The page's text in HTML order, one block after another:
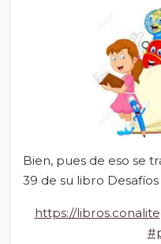
Bien, pues de eso se
39 de su libro
https://